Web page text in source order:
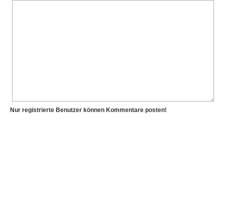
Nur registrierte Benutzer können Kommentare posten!